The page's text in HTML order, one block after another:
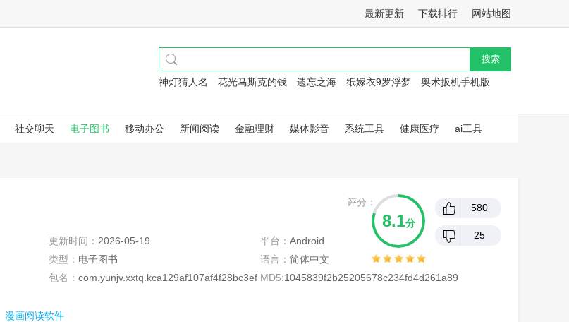
最新更新 下载排行 网站地图
神灯猜人名 花光马斯克的钱 遗忘之海 纸嫁衣9罗浮梦 奥术扳机手机版
社交聊天 电子图书 移动办公 新闻阅读 金融理财 媒体影音 系统工具 健康医疗 ai工具
更新时间： 2026-05-19 平台： Android
类型： 电子图书 语言： 简体中文
包名： com.yunjv.xxtq.kca129af107af4f28bc3ef MD5:1045839f2b25205678c234fd4d261a89
漫画阅读软件
评分：
8.1分
580
25